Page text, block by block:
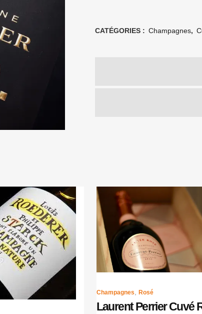
CATÉGORIES : Champagnes,
Champagnes Rosé
Laurent Perrier Cuvé